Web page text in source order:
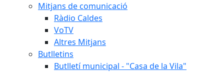
Mitjans de comunicació
Ràdio Caldes
VoTV
Altres Mitjans
Butlletins
Butlletí municipal - "Casa de la Vila"